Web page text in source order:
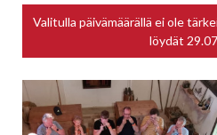
Valitulla päivämäärällä ei ole
löydät